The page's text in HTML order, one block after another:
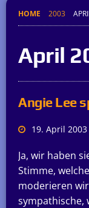
HOME 2003
April
Angie Lee
19. April 2003
Ja, wir haben
Stimme,
moderieren
sympathische,